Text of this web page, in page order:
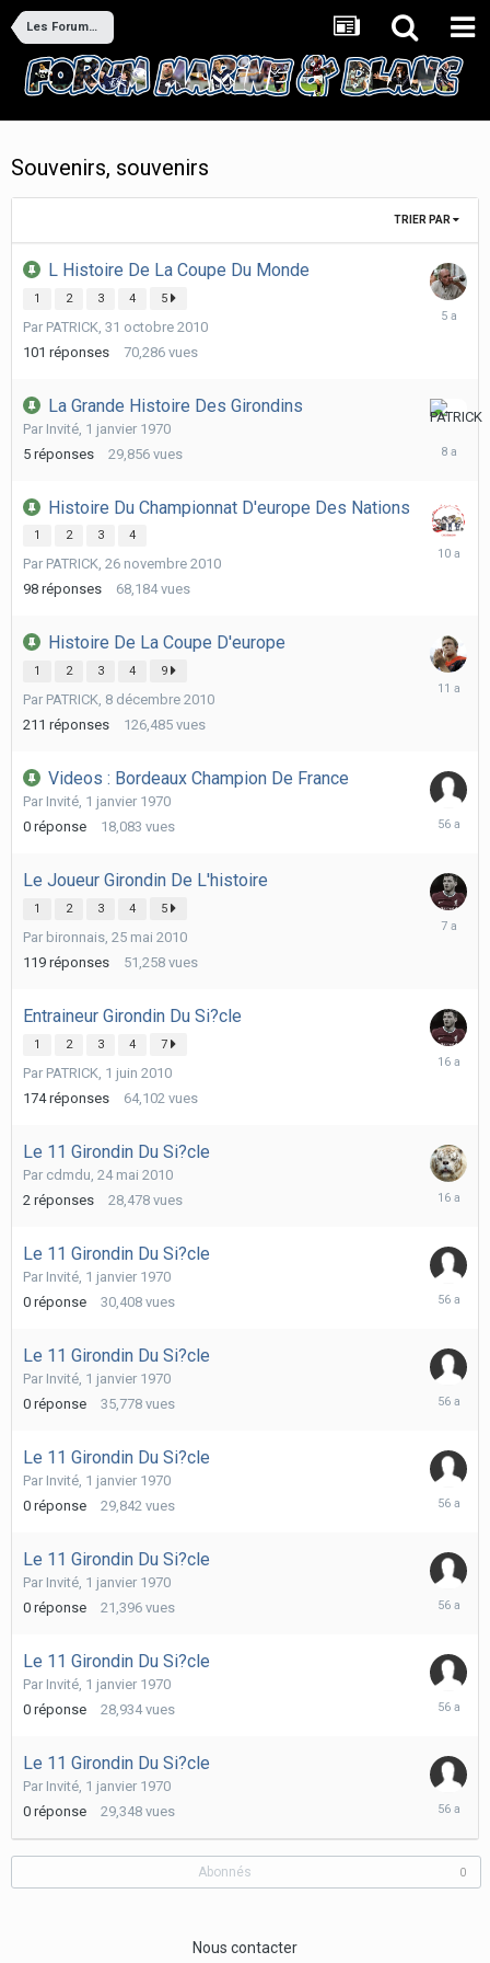
Les Forums M&B
Souvenirs, souvenirs
TRIER PAR
L Histoire De La Coupe Du Monde
1 2 3 4 5
Par PATRICK, 31 octobre 2010
101 réponses 70,286 vues
24
La Grande Histoire Des Girondins
Par Invité, 1 janvier 1970
5 réponses 29,856 vues
3
juin
Histoire Du Championnat D'europe Des Nations
1 2 3 4
Par PATRICK, 26 novembre 2010
98 réponses 68,184 vues
18
Histoire De La Coupe D'europe
1 2 3 4 9
Par PATRICK, 8 décembre 2010
211 réponses 126,485 vues
Videos : Bordeaux Champion De France
Par Invité, 1 janvier 1970
0 réponse 18,083 vues
Le Joueur Girondin De L'histoire
1 2 3 4 5
Par bironnais, 25 mai 2010
119 réponses 51,258 vues
17
Entraineur Girondin Du Si?cle
1 2 3 4 7
Par PATRICK, 1 juin 2010
174 réponses 64,102 vues
18
Le 11 Girondin Du Si?cle
Par cdmdu, 24 mai 2010
2 réponses 28,478 vues
24
Le 11 Girondin Du Si?cle
Par Invité, 1 janvier 1970
0 réponse 30,408 vues
Le 11 Girondin Du Si?cle
Par Invité, 1 janvier 1970
0 réponse 35,778 vues
Le 11 Girondin Du Si?cle
Par Invité, 1 janvier 1970
0 réponse 29,842 vues
Le 11 Girondin Du Si?cle
Par Invité, 1 janvier 1970
0 réponse 21,396 vues
Le 11 Girondin Du Si?cle
Par Invité, 1 janvier 1970
0 réponse 28,934 vues
Le 11 Girondin Du Si?cle
Par Invité, 1 janvier 1970
0 réponse 29,348 vues
1970
Abonnés 0
Nous contacter